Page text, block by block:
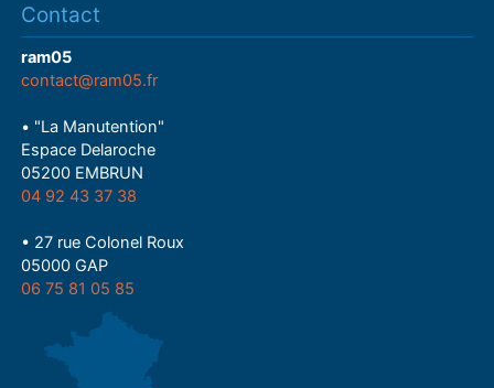
Contact
ram05
contact@ram05.fr
• "La Manutention"
Espace Delaroche
05200 EMBRUN
04 92 43 37 38
• 27 rue Colonel Roux
05000 GAP
06 75 81 05 85